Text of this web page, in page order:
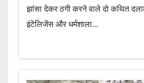
झांसा देकर ठगी करने वाले दो कथित
इंटेलिजेंस और धर्मशाला...